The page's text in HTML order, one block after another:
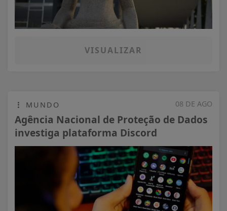
VISUALIZAR
08 DE AGO
MUNDO
Agência Nacional de Proteção de Dados
investiga plataforma Discord